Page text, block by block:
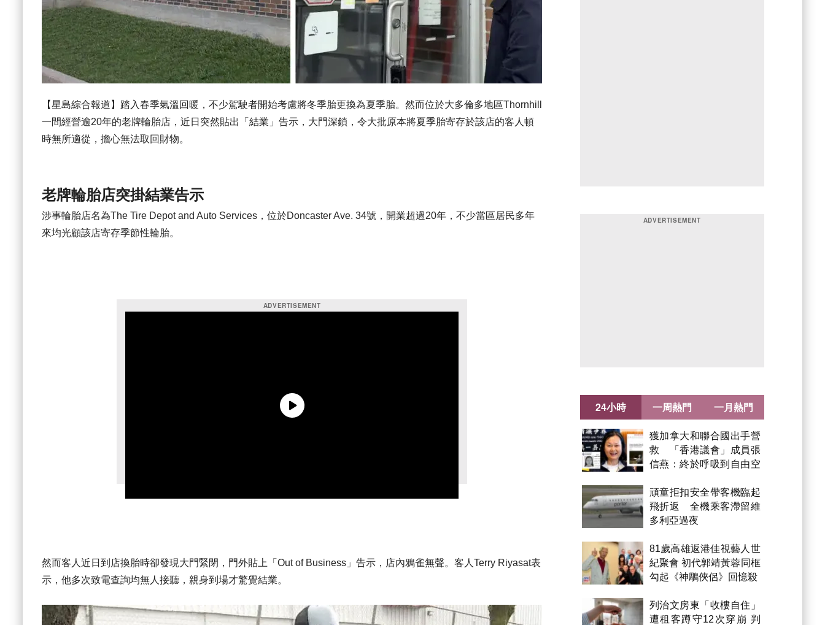
【星島綜合報道】踏入春季氣溫回暖，不少駕駛者開始考慮將冬季胎更換為夏季胎。然而位於大多倫多地區Thornhill
一間經營逾20年的老牌輪胎店，近日突然貼出「結業」告示，大門深鎖，令大批原本將夏季胎寄存於該店的客人頓
時無所適從，擔心無法取回財物。
老牌輪胎店突掛結業告示
涉事輪胎店名為The Tire Depot and Auto Services，位於Doncaster Ave. 34號，開業超過20年，不少當區居民多年
來均光顧該店寄存季節性輪胎。
然而客人近日到店換胎時卻發現大門緊閉，門外貼上「Out of Business」告示，店內鴉雀無聲。客人Terry Riyasat表
示，他多次致電查詢均無人接聽，親身到場才驚覺結業。
24小時
獲加拿大和聯合國出手營
救 「香港議會」成員張
信燕：終於呼吸到自由空
頑童拒扣安全帶客機臨起
飛折返 全機乘客滯留維
多利亞過夜
81歲高雄返港佳視藝人世
紀聚會 初代郭靖黃蓉同框
勾起《神鵰俠侶》回憶殺
列治文房東「收樓自住」
遭租客蹲守12次穿崩 判
一周熱門 一月熱門